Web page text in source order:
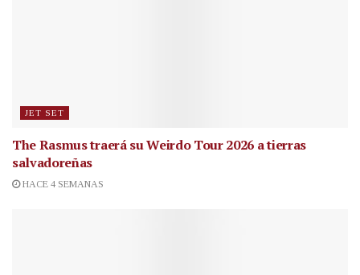
JET SET
The Rasmus traerá su Weirdo Tour 2026 a tierras
salvadoreñas
HACE 4 SEMANAS